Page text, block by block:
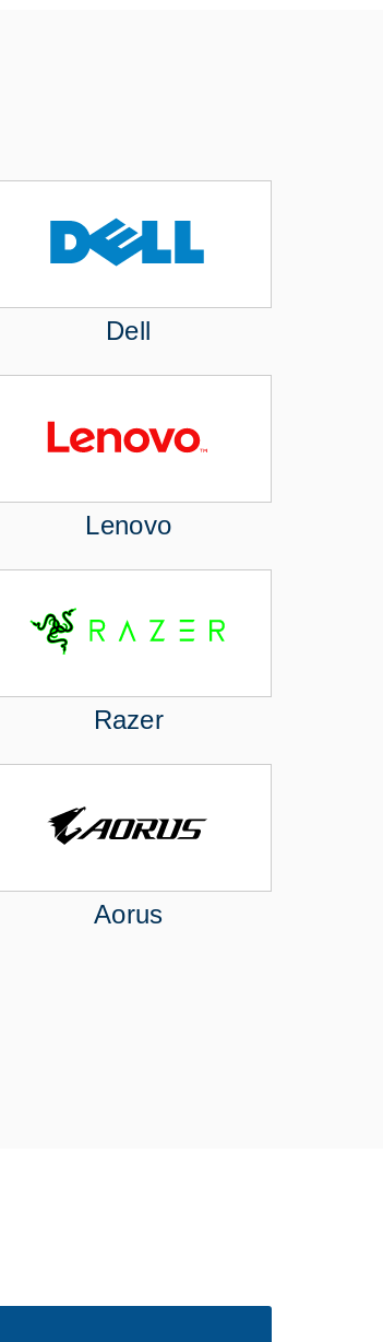
Dell
Lenovo
Razer
Aorus